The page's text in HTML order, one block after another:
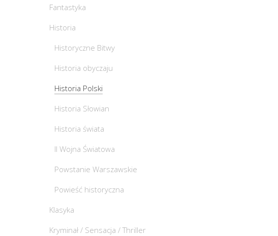
Fantastyka
Historia
Historyczne Bitwy
Historia obyczaju
Historia Polski
Historia Słowian
Historia świata
II Wojna Światowa
Powstanie Warszawskie
Powieść historyczna
Klasyka
Kryminał / Sensacja / Thriller